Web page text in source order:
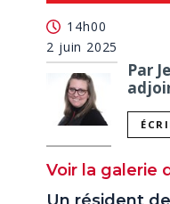
14h00
2 juin 2025
Par
Voir la galerie